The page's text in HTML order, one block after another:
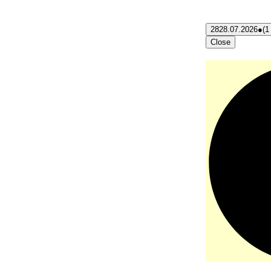
2828.07.2026●(1
Close